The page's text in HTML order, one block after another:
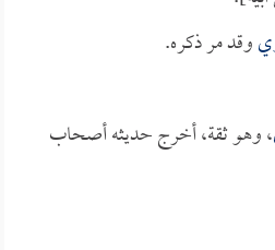
وقد مر ذكره.
، وهو ثقة، أخرج حديثه أصحاب